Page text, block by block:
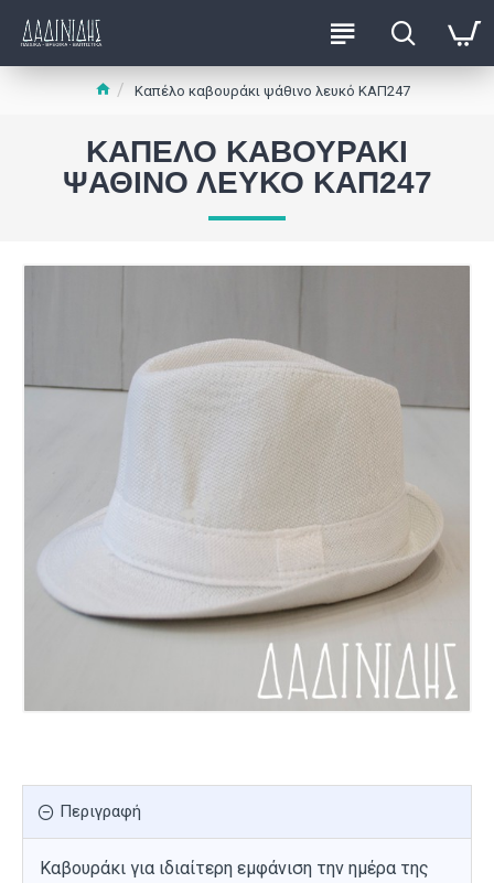
Καπέλο καβουράκι ψάθινο λευκό ΚΑΠ247
ΚΑΠΈΛΟ ΚΑΒΟΥΡΆΚΙ
ΨΆΘΙΝΟ ΛΕΥΚΌ ΚΑΠ247
Περιγραφή
Καβουράκι για ιδιαίτερη εμφάνιση την ημέρα της